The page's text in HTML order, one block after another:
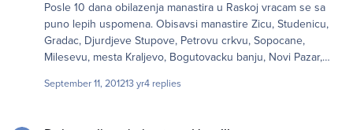
Posle 10 dana obilazenja manastira u Raskoj vracam se sa
puno lepih uspomena. Obisavsi manastire Zicu, Studenicu,
Gradac, Djurdjeve Stupove, Petrovu crkvu, Sopocane,
Milesevu, mesta Kraljevo, Bogutovacku banju, Novi Pazar,
Maglic, Pribon, moram da kazem da sam video vise nego sto
September 11, 201213 yr4 replies